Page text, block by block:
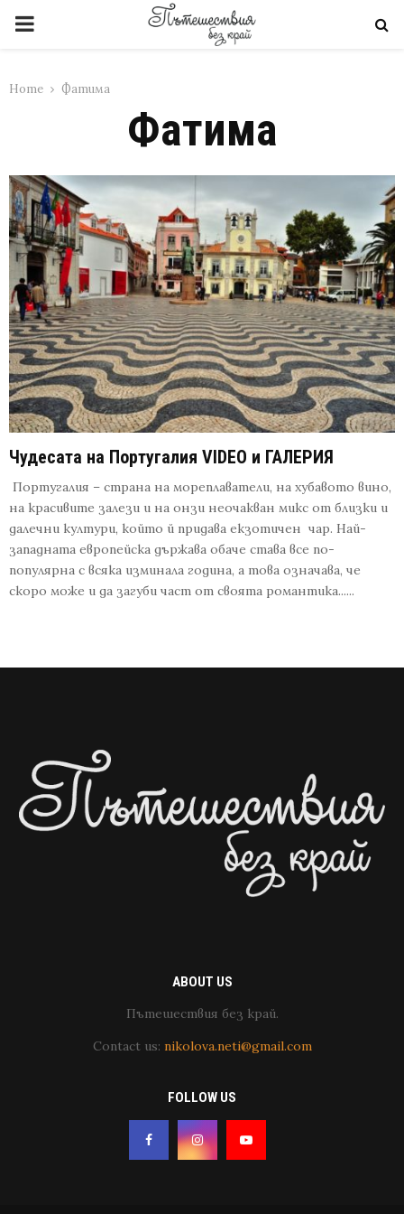
PRIMARY
Home Фатима
Фатима
Чудесата на Португалия VIDEO и ГАЛЕРИЯ
Португалия – страна на мореплаватели, на хубавото вино,
на красивите залези и на онзи неочакван микс от близки и
далечни култури, който й придава екзотичен чар. Най-
западната европейска държава обаче става все по-
популярна с всяка изминала година, а това означава, че
скоро може и да загуби част от своята романтика......
ABOUT US
Пътешествия без край.
Contact us: nikolova.neti@gmail.com
FOLLOW US